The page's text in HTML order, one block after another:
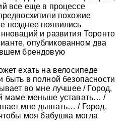
все еще в процессе
похожие
позднее появились
и развития Торонто
опубликованном два
брендовую
ехать на велосипеде
в полной безопасности
во мне лучшее / Город,
маме меньше уставать… /
мне дышать… / Город,
моя бабушка могла